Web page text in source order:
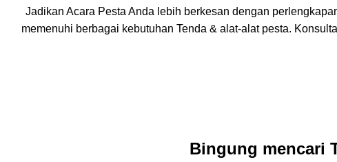
Jadikan Acara Pesta Anda lebih berkesan dengan
memenuhi berbagai kebutuhan Tenda & alat-alat pesta.
Bingung mencari